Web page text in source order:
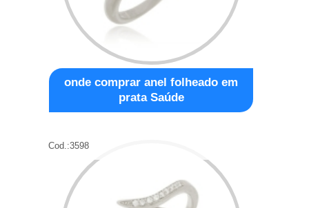
onde comprar anel folheado em
prata Saúde
Cod.:3598